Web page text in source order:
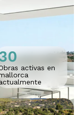
activas en